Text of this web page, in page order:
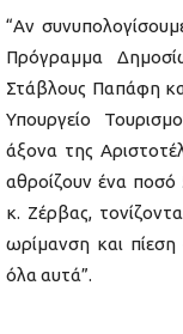
“Αν
Πρόγραμμα
Στάβλους Παπάφη
Υπουργείο
άξονα της
αθροίζουν ένα
κ. Ζέρβας,
ωρίμανση και
όλα αυτά”.